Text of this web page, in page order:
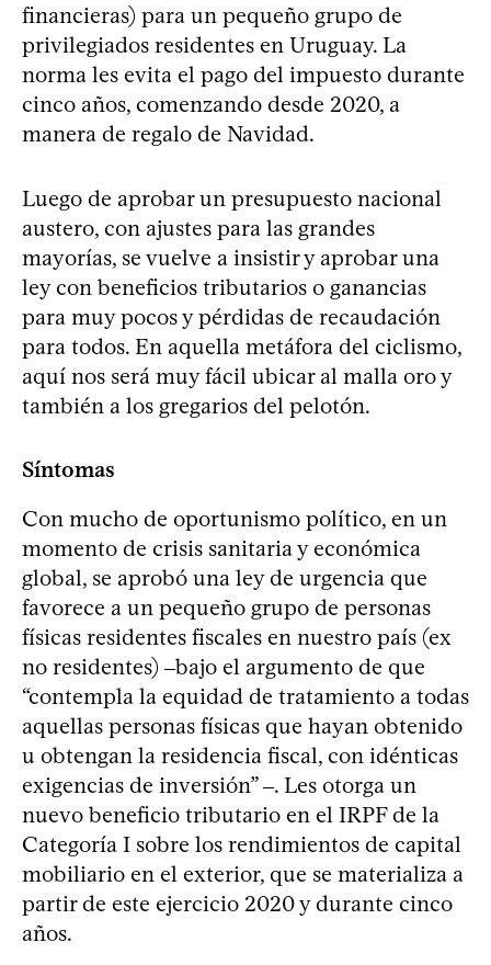
financieras) para un pequeño grupo de
privilegiados residentes en Uruguay. La
norma les evita el pago del impuesto durante
cinco años, comenzando desde 2020, a
manera de regalo de Navidad.
Luego de aprobar un presupuesto nacional
austero, con ajustes para las grandes
mayorías, se vuelve a insistir y aprobar una
ley con beneficios tributarios o ganancias
para muy pocos y pérdidas de recaudación
para todos. En aquella metáfora del ciclismo,
aquí nos será muy fácil ubicar al malla oro y
también a los gregarios del pelotón. ​
Síntomas
Con mucho de oportunismo político, en un
momento de crisis sanitaria y económica
global, se aprobó una ley de urgencia que
favorece a un pequeño grupo de personas
físicas residentes fiscales en nuestro país (ex
no residentes) ‒bajo el argumento de que
“contempla la equidad de tratamiento a todas
aquellas personas físicas que hayan obtenido
u obtengan la residencia fiscal, con idénticas
exigencias de inversión” ‒. Les otorga un
nuevo beneficio tributario en el IRPF de la
Categoría I sobre los rendimientos de capital
mobiliario en el exterior, que se materializa a
partir de este ejercicio 2020 y durante cinco
años.